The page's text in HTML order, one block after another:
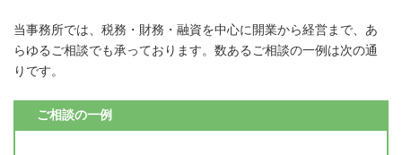
当事務所では、税務・財務・融資を中心に開業から経営まで、あ
らゆるご相談でも承っております。数あるご相談の一例は次の通
りです。
ご相談の一例